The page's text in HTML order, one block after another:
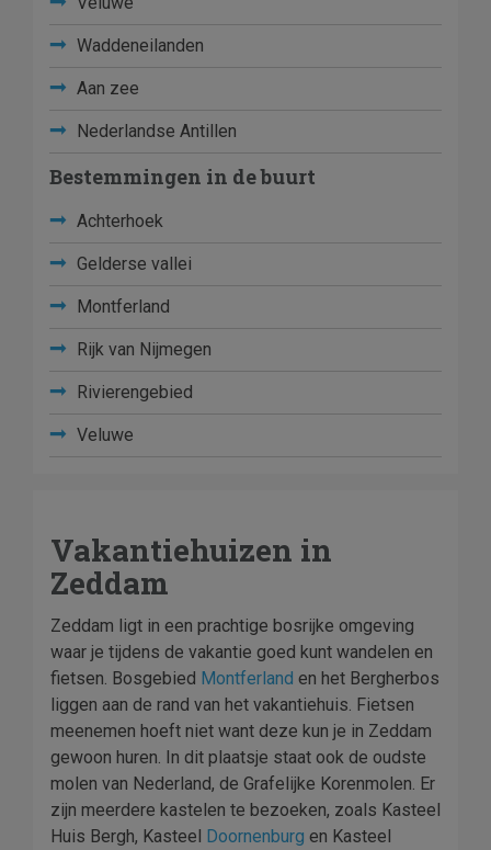
Waddeneilanden
Aan zee
Nederlandse Antillen
Bestemmingen in de buurt
Achterhoek
Gelderse vallei
Montferland
Rijk van Nijmegen
Rivierengebied
Veluwe
Vakantiehuizen in
Zeddam
Zeddam ligt in een prachtige bosrijke omgeving
waar je tijdens de vakantie goed kunt wandelen en
fietsen. Bosgebied Montferland en het Bergherbos
liggen aan de rand van het vakantiehuis. Fietsen
meenemen hoeft niet want deze kun je in Zeddam
gewoon huren. In dit plaatsje staat ook de oudste
molen van Nederland, de Grafelijke Korenmolen. Er
zijn meerdere kastelen te bezoeken, zoals Kasteel
Huis Bergh, Kasteel Doornenburg en Kasteel